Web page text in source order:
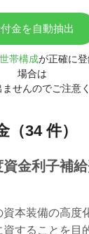
金を自動抽出
世帯構成が正確に
場合は
せんのでご注意
34 件）
資金利子補
資本装備の高度
資することを目